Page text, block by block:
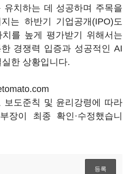
유치하는 데 성공하며 주목을
는 하반기 기업공개(IPO)도
를 높게 평가받기 위해서는
경쟁력 입증과 성공적인 AI
한 상황입니다.
보도준칙 및 윤리강령에 따라
장이 최종 확인·수정했습니